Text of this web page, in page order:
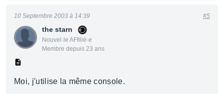
the starn
Nouvel·le AFfilié·e
Membre depuis 23 ans
10 Septembre 2003 à 14:39 #5
Moi, j'utilise la même console.